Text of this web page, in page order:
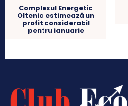
Complexul Energetic
Oltenia estimează un
profit considerabil
pentru ianuarie